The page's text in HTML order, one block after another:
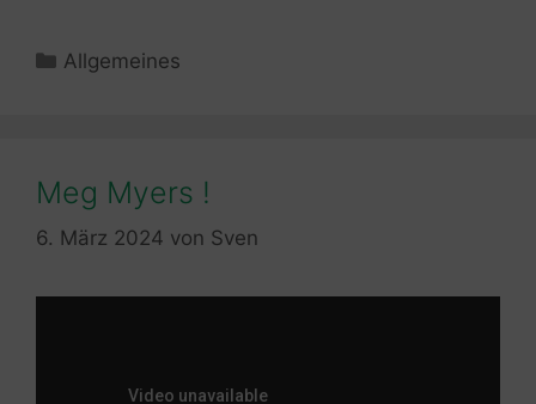
Kategorien
Allgemeines
Meg Myers !
6. März 2024 von Sven